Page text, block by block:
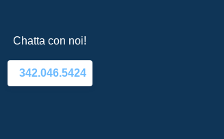
Chatta con noi!
342.046.5424